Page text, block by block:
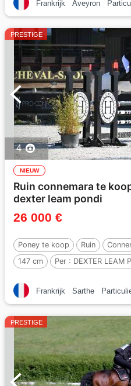
Frankrijk Aveyron
PRESTIGE
4
NIEUW
Ruin connemara te
dexter leam pondi
26 000 €
Poney te koop Ruin
147 cm
Per : DEXTER LEAM
Frankrijk Sarthe
PRESTIGE